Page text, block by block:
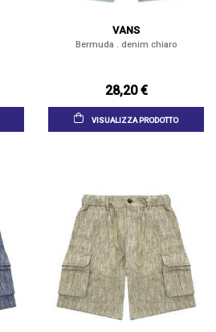
VANS
Bermuda . denim chiaro
28,20 €
VISUALIZZA PRODOTTO